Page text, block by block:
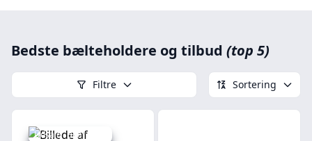
Bedste bælteholdere og tilbud (top 5)
Filtre Sortering
Udsalg - spar 44 %